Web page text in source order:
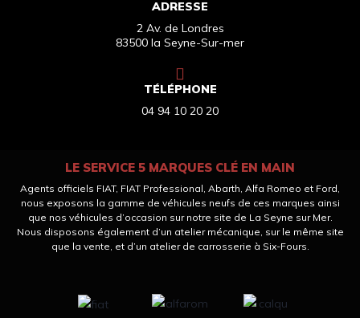
ADRESSE
2 Av. de Londres
83500 la Seyne-Sur-mer
TÉLÉPHONE
04 94 10 20 20
LE SERVICE 5 MARQUES CLÉ EN MAIN
Agents officiels FIAT, FIAT Professional, Abarth, Alfa Romeo et Ford,
nous exposons la gamme de véhicules neufs de ces marques ainsi
que nos véhicules d’occasion sur notre site de La Seyne sur Mer.
Nous disposons également d’un atelier mécanique, sur le même site
que la vente, et d’un atelier de carrosserie à Six-Fours.